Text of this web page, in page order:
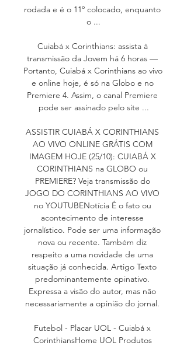
rodada e é o 11º colocado, enquanto
o ...
Cuiabá x Corinthians: assista à
transmissão da Jovem há 6 horas —
Portanto, Cuiabá x Corinthians ao vivo
e online hoje, é só na Globo e no
Premiere 4. Assim, o canal Premiere
pode ser assinado pelo site ...
ASSISTIR CUIABÁ X CORINTHIANS
AO VIVO ONLINE GRÁTIS COM
IMAGEM HOJE (25/10): CUIABÁ X
CORINTHIANS na GLOBO ou
PREMIERE? Veja transmissão do
JOGO DO CORINTHIANS AO VIVO
no YOUTUBENotícia É o fato ou
acontecimento de interesse
jornalístico. Pode ser uma informação
nova ou recente. Também diz
respeito a uma novidade de uma
situação já conhecida. Artigo Texto
predominantemente opinativo.
Expressa a visão do autor, mas não
necessariamente a opinião do jornal.
Futebol - Placar UOL - Cuiabá x
CorinthiansHome UOL Produtos